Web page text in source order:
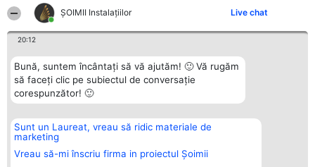
ŞOIMII Instalaţiilor Live chat
20:12
Bună, suntem încântați să vă ajutăm! 🙂 Vă rugăm
să faceți clic pe subiectul de conversație
corespunzător! 🙂
Sunt un Laureat, vreau să ridic materiale de
marketing
Vreau să-mi înscriu firma in proiectul Șoimii
Organizator Ranking
BRIGHT SOLUTIONS BR SRL
Aleea Timisul De Sus 2 Bl. A30
Sc. A Et. 4 Ap. 13 Cod 061952
Plebiscyt
Lista Tuturor
Laureaților
Contact